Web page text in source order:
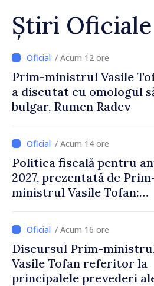
Știri Oficiale
/ Acum 12 ore
Prim-ministrul Vasile
a discutat cu omologul
bulgar, Rumen Radev
/ Acum 14 ore
Politica fiscală pentru
2027, prezentată de
ministrul Vasile Tofan:
stimularea investițiilor și
taxare mai echitabilă
/ Acum 16 ore
Discursul Prim-
Vasile Tofan referitor la
principalele prevederi